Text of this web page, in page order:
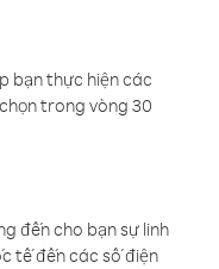
bạn thực hiện các
trong vòng 30
đến cho bạn sự linh
tế đến các số điện